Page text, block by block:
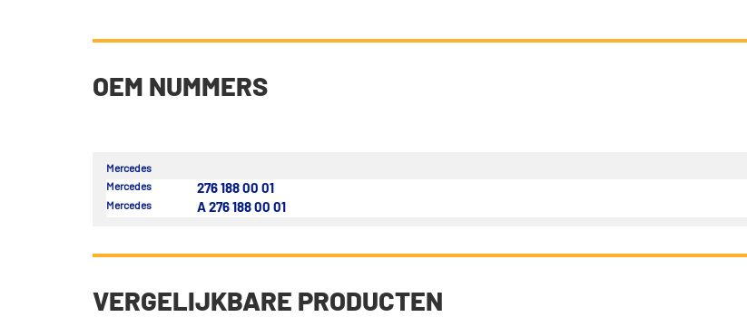
OEM NUMMERS
Mercedes
Mercedes
276 188 00 01
Mercedes A 276 188 00 01
VERGELIJKBARE PRODUCTEN